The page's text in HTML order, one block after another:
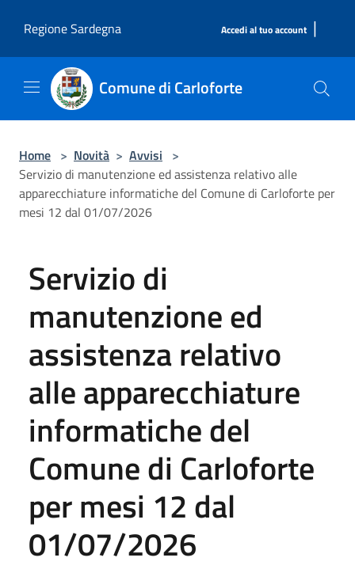
Regione Sardegna
Accedi al tuo account |
Comune di Carloforte
Home > Novità > Avvisi >
Servizio di manutenzione ed assistenza relativo alle
apparecchiature informatiche del Comune di Carloforte per
mesi 12 dal 01/07/2026
Servizio di
manutenzione ed
assistenza relativo
alle apparecchiature
informatiche del
Comune di Carloforte
per mesi 12 dal
01/07/2026